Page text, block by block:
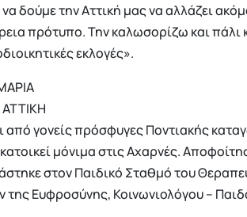
δούμε την Αττική μας να αλλάζει
πρότυπο. Την καλωσορίζω και πάλι
εκλογές».
από γονείς πρόσφυγες Ποντιακής
μόνιμα στις Αχαρνές.
στον Παιδικό Σταθμό του
της Ευφροσύνης, Κοινωνιολόγου –